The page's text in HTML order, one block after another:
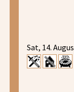
Sat, 14.